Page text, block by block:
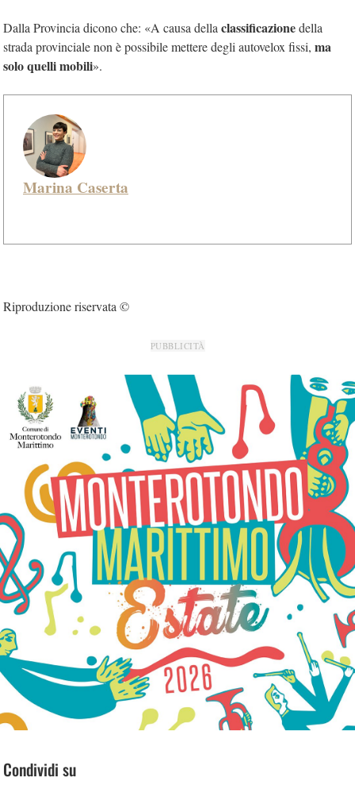
Dalla Provincia dicono che: «A causa della classificazionedella
strada provinciale non è possibile mettere degli autovelox fissi, ma
solo quelli mobili».
Marina Caserta
Riproduzione riservata ©
PUBBLICITÀ
Condividi su